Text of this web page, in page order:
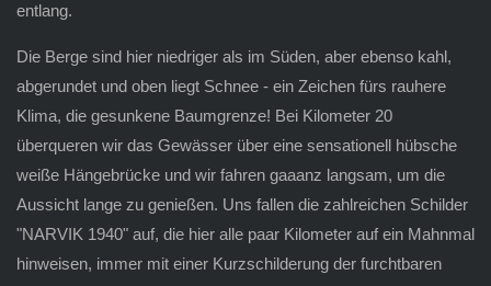
entlang.
Die Berge sind hier niedriger als im Süden, aber ebenso kahl,
abgerundet und oben liegt Schnee - ein Zeichen fürs rauhere
Klima, die gesunkene Baumgrenze! Bei Kilometer 20
überqueren wir das Gewässer über eine sensationell hübsche
weiße Hängebrücke und wir fahren gaaanz langsam, um die
Aussicht lange zu genießen. Uns fallen die zahlreichen Schilder
"NARVIK 1940" auf, die hier alle paar Kilometer auf ein Mahnmal
hinweisen, immer mit einer Kurzschilderung der furchtbaren